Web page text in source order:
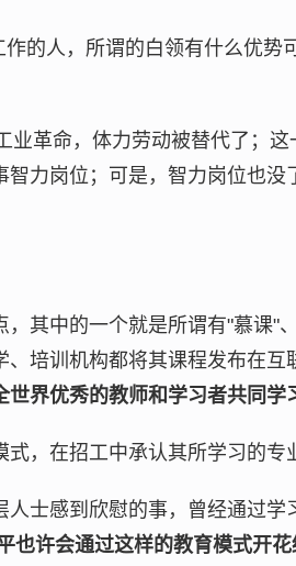
的人，所谓的白领有什么优势
业革命，体力劳动被替代了；
力岗位；可是，智力岗位也没
其中的一个就是所谓有"慕课"
培训机构都将其课程发布在互
界优秀的教师和学习者共同学
，在招工中承认其所学习的专
士感到欣慰的事，曾经通过学
也许会通过这样的教育模式开花